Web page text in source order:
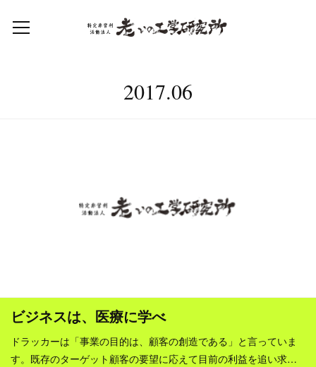
2017.06
ビジネスは、医療に学べ
ドラッカーは「事業の目的は、顧客の創造である」と言っていま
す。既存のターゲット顧客の要望に応えて目前の利益を追い求…